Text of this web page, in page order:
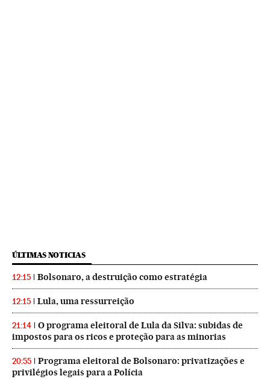
ÚLTIMAS NOTICIAS
12:15 Bolsonaro, a destruição como estratégia
12:15 Lula, uma ressurreição
21:14
O programa eleitoral de Lula da Silva: subidas de
impostos para os ricos e proteção para as minorias
20:55
Programa eleitoral de Bolsonaro: privatizações e
privilégios legais para a Polícia